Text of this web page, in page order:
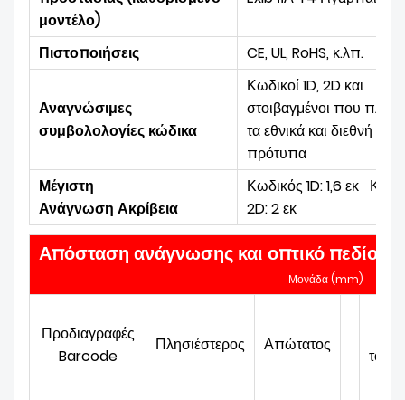
μοντέλο)
Πιστοποιήσεις CE, UL, RoHS, κ.λπ.
Αναγνώσιμες
συμβολολογίες κώδικα
Κωδικοί 1D, 2D και
στοιβαγμένοι που
τα εθνικά και διεθνή
πρότυπα
Μέγιστη
Ανάγνωση Ακρίβεια
Κωδικός 1D: 1,6 εκ
2D: 2 εκ
Απόσταση ανάγνωσης και οπτικό πεδίο
Μονάδα (mm)
Προδιαγραφές
Barcode
Πλησιέστερος Απώτατος